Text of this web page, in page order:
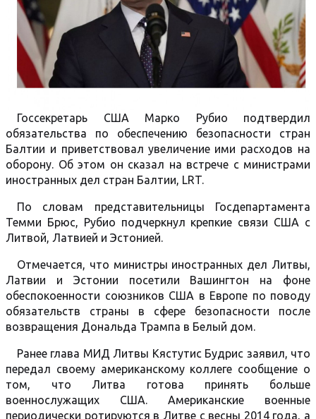
Госсекретарь США Марко Рубио подтвердил
обязательства по обеспечению безопасности стран
Балтии и приветствовал увеличение ими расходов на
оборону. Об этом он сказал на встрече с министрами
иностранных дел стран Балтии, LRT.
По словам представительницы Госдепартамента
Темми Брюс, Рубио подчеркнул крепкие связи США с
Литвой, Латвией и Эстонией.
Отмечается, что министры иностранных дел Литвы,
Латвии и Эстонии посетили Вашингтон на фоне
обеспокоенности союзников США в Европе по поводу
обязательств страны в сфере безопасности после
возвращения Дональда Трампа в Белый дом.
Ранее глава МИД Литвы Кястутис Будрис заявил, что
передал своему американскому коллеге сообщение о
том, что Литва готова принять больше
военнослужащих США. Американские военные
периодически ротируются в Литве с весны 2014 года, а